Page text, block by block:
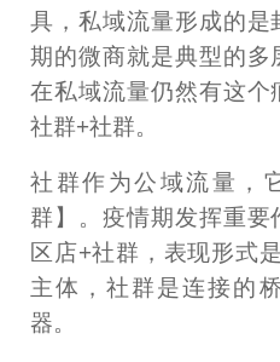
具，私域流量形成的
期的微商就是典型的
在私域流量仍然有这个
社群+社群。
社群作为公域流量，
群】。疫情期发挥重
区店+社群，表现形式
主体，社群是连接的
器。